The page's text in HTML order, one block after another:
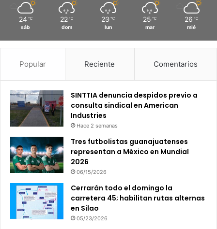
24 ℃
sáb
22 ℃
dom
23 ℃
lun
25 ℃
mar
26 ℃
mié
Popular Reciente Comentarios
SINTTIA denuncia despidos previo a
consulta sindical en American
Industries
Hace 2 semanas
Tres futbolistas guanajuatenses
representan a México en Mundial
2026
06/15/2026
Cerrarán todo el domingo la
carretera 45; habilitan rutas alternas
en Silao
05/23/2026